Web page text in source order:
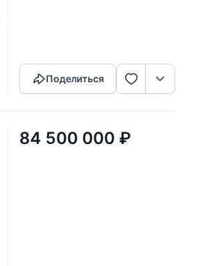
Поделиться
84 500 000 ₽